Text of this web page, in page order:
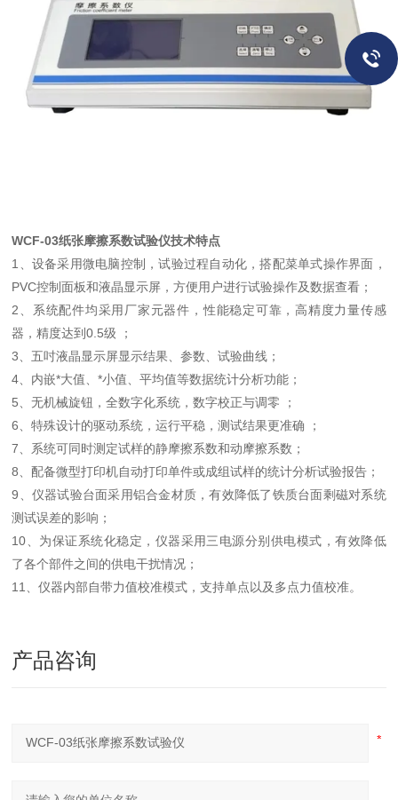
WCF-03纸张摩擦系数试验仪技术特点
1、设备采用微电脑控制，试验过程自动化，搭配菜单式操作界面，
PVC控制面板和液晶显示屏，方便用户进行试验操作及数据查看；
2、系统配件均采用厂家元器件，性能稳定可靠，高精度力量传感
器，精度达到0.5级 ；
3、五吋液晶显示屏显示结果、参数、试验曲线；
4、内嵌*大值、*小值、平均值等数据统计分析功能；
5、无机械旋钮，全数字化系统，数字校正与调零 ；
6、特殊设计的驱动系统，运行平稳，测试结果更准确 ；
7、系统可同时测定试样的静摩擦系数和动摩擦系数；
8、配备微型打印机自动打印单件或成组试样的统计分析试验报告；
9、仪器试验台面采用铝合金材质，有效降低了铁质台面剩磁对系统
测试误差的影响；
10、为保证系统化稳定，仪器采用三电源分别供电模式，有效降低
了各个部件之间的供电干扰情况；
11、仪器内部自带力值校准模式，支持单点以及多点力值校准。
产品咨询